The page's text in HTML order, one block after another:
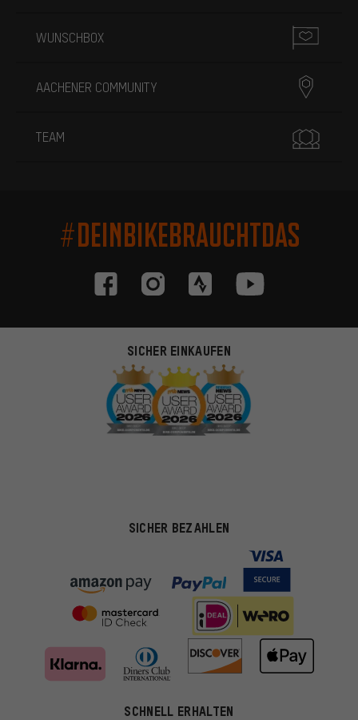
WUNSCHBOX
AACHENER COMMUNITY
TEAM
#DEINBIKEBRAUCHTDAS
SICHER EINKAUFEN
SICHER BEZAHLEN
SCHNELL ERHALTEN